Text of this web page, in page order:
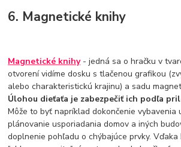
6. Magnetické knihy
Magnetické knihy- jedná sa o hračku v
otvorení vidíme dosku s tlačenou grafikou
alebo charakteristickú krajinu) a sadu
Úlohou dieťaťa je zabezpečiť ich podľa
Môže to byť napríklad dokončenie vybavenia
plánovanie usporiadania domov a iných
doplnenie pohľadu o chýbajúce prvky. Vďaka